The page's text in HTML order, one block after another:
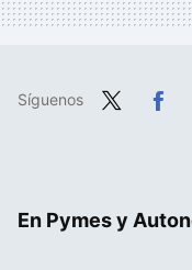
Síguenos
En Pymes y